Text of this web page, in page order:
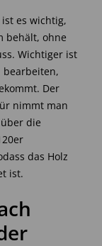
es wichtig,
behält, ohne
Wichtiger ist
bearbeiten,
Der
nimmt man
die
das Holz
ist.